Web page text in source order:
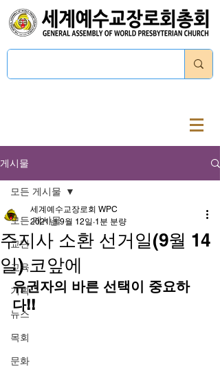
게시물
모든 게시물
교단
교육
기획
뉴스
목회
문화
모든 게시물
주지사 소환 선거일(9월 14
일) 코앞에
세계예수교장로회 WPC
2021년 9월 12일 1분 분량
유권자의 바른 선택이 중요하
다!!